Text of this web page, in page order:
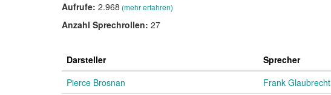
Aufrufe: 2.968 (mehr erfahren)
Anzahl Sprechrollen: 27
Darsteller Sprecher
Pierce Brosnan
Frank Glaubrecht